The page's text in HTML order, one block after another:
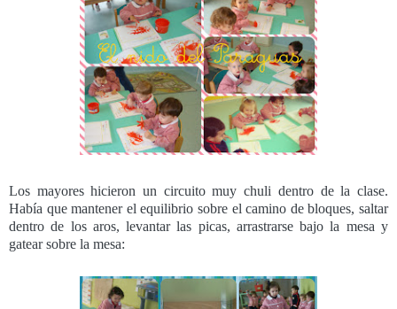
Los mayores hicieron un circuito muy chuli dentro de la clase.
Había que mantener el equilibrio sobre el camino de bloques, saltar
dentro de los aros, levantar las picas, arrastrarse bajo la mesa y
gatear sobre la mesa: